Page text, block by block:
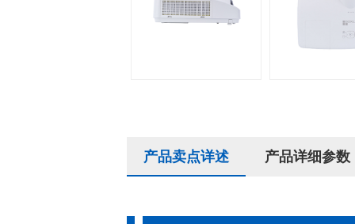
产品卖点详述 产品详细参数